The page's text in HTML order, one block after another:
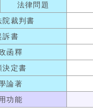
法律問題
院裁判書
訴書
函釋
決定書
論著
功能